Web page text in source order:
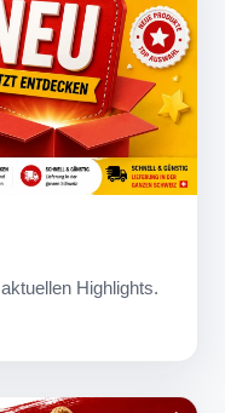
Highlights.